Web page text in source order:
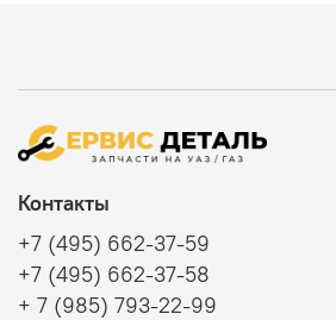
Контакты
+7 (495) 662-37-59
+7 (495) 662-37-58
+ 7 (985) 793-22-99